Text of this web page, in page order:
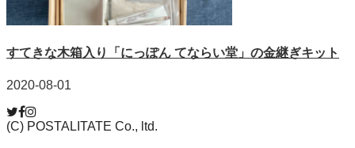
すてきな木箱入り「にっぽん てならい堂」の金継ぎキット
2020-08-01
(C) POSTALITATE Co., ltd.